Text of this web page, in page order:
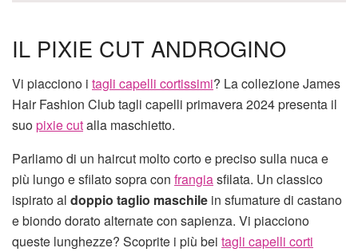
IL PIXIE CUT ANDROGINO
Vi piacciono i tagli capelli cortissimi? La collezione James
Hair Fashion Club tagli capelli primavera 2024 presenta il
suopixie cutalla maschietto.
Parliamo di un haircut molto corto e preciso sulla nuca e
più lungo e sfilato sopra con frangiasfilata. Un classico
ispirato al doppio taglio maschile in sfumature di castano
e biondo dorato alternate con sapienza. Vi piacciono
queste lunghezze? Scoprite i più bei tagli capelli corti